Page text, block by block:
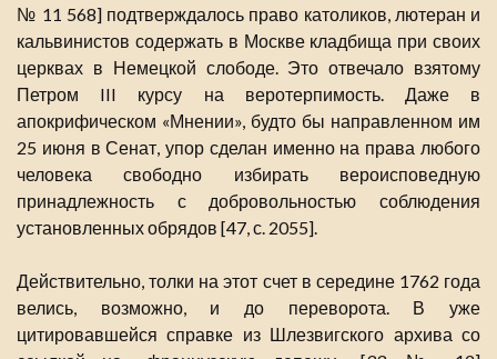
№ 11 568] подтверждалось право католиков, лютеран и
кальвинистов содержать в Москве кладбища при своих
церквах в Немецкой слободе. Это отвечало взятому
Петром III курсу на веротерпимость. Даже в
апокрифическом «Мнении», будто бы направленном им
25 июня в Сенат, упор сделан именно на права любого
человека свободно избирать вероисповедную
принадлежность с добровольностью соблюдения
установленных обрядов [47, с. 2055].
Действительно, толки на этот счет в середине 1762 года
велись, возможно, и до переворота. В уже
цитировавшейся справке из Шлезвигского архива со